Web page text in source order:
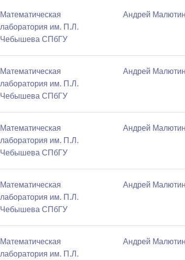
Математичеcкая
лаборатория им. П.Л.
Чебышева СПбГУ
Андрей Малютин
Математичеcкая
лаборатория им. П.Л.
Чебышева СПбГУ
Андрей Малютин
Математичеcкая
лаборатория им. П.Л.
Чебышева СПбГУ
Андрей Малютин
Математичеcкая
лаборатория им. П.Л.
Чебышева СПбГУ
Андрей Малютин
Математичеcкая
лаборатория им. П.Л.
Андрей Малютин